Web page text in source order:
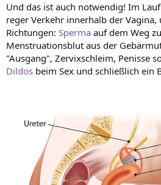
Und das ist auch notwendig! Im
reger Verkehr innerhalb der Vagina,
Richtungen: Sperma auf dem Weg
Menstruationsblut aus der
"Ausgang", Zervixschleim, Penisse
Dildos beim Sex und schließlich ein